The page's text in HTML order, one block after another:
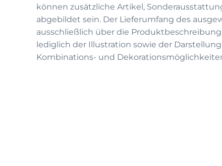
können zusätzliche Artikel,
abgebildet sein. Der Lieferumfang des
ausschließlich über die
lediglich der Illustration sowie der
Kombinations- und